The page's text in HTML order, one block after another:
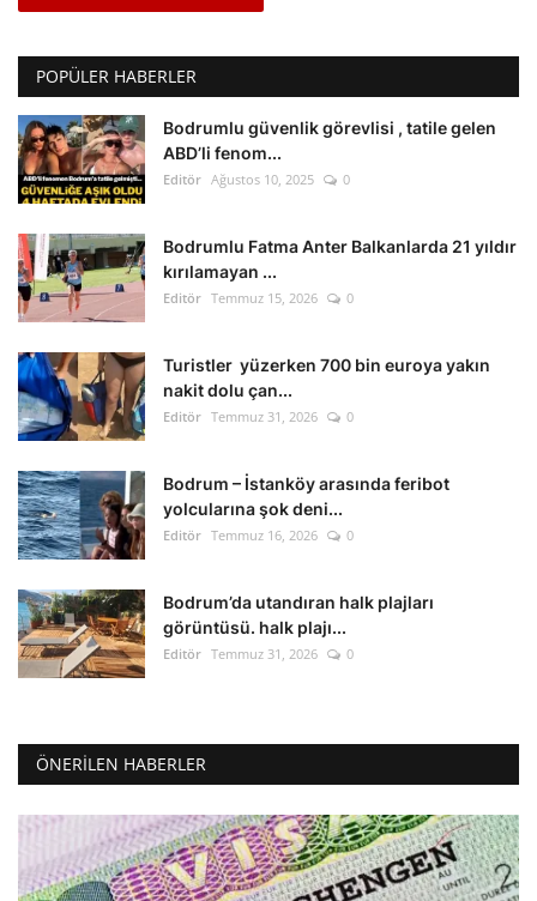
POPÜLER HABERLER
Bodrumlu güvenlik görevlisi , tatile gelen
ABD’li fenom...
Editör Ağustos 10, 2025 0
Bodrumlu Fatma Anter Balkanlarda 21 yıldır
kırılamayan ...
Editör Temmuz 15, 2026 0
Turistler yüzerken 700 bin euroya yakın
nakit dolu çan...
Editör Temmuz 31, 2026 0
Bodrum – İstanköy arasında feribot
yolcularına şok deni...
Editör Temmuz 16, 2026 0
Bodrum’da utandıran halk plajları
görüntüsü. halk plajı...
Editör Temmuz 31, 2026 0
ÖNERILEN HABERLER